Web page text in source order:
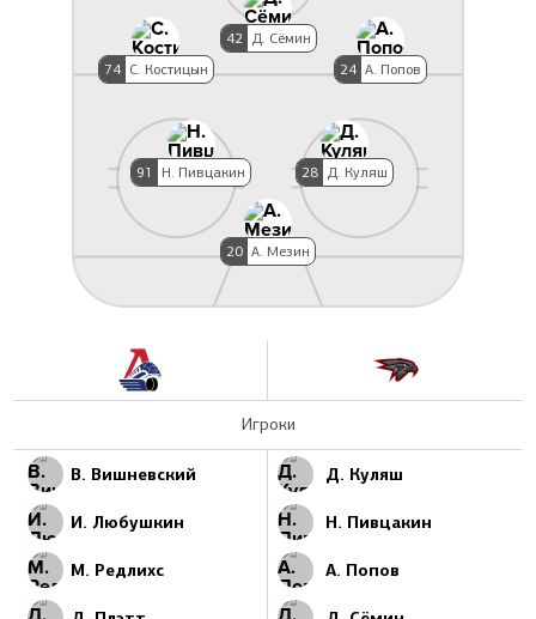
28 Д. Куляш
91 Н. Пивцакин
24 А. Попов
42
Д. Сёмин
74 С. Костицын
20 А. Мезин
Игроки
В. Вишневский Д. Куляш
И. Любушкин Н. Пивцакин
М. Редлихс А. Попов